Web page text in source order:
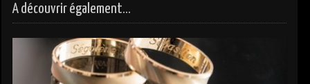
A découvrir également...